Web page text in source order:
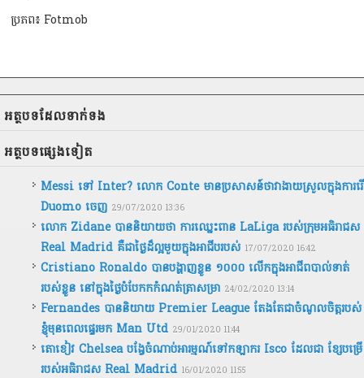
ប្រភព៖ Fotmob
អត្ថបទ​ដែល​ទាក់ទង
អត្ថបទ​ផ្សេងទៀត
Messi ទៅ Inter? លោក Conte មានប្រសាសន៍ថាវាងាយស្រួលក្នុងការរើ
Duomo ចេញ 29/07/2020 13:36
លោក Zidane បាននិយាយថា ការឈ្នេះពាន LaLiga របស់ក្រុមអធិរាជស
Real Madrid គឺជាថ្ងៃដ៏ល្អមួយក្នុងអាជីបរបស់ 17/07/2020 16:42
Cristiano Ronaldo បានបង្ហាញខ្លួន ១០០០ លើកក្នុងអាជីពបាល់ទាត់
របស់ខ្លួន នៅក្នុងថ្ងៃបំបែកកកំណត់ត្រាសម្រា 24/02/2020 13:14
Fernandes បាននិយាយ Premier League តែងតែជាចំណូលចិត្តរបស់
ខ្ញុំមុនពេលផ្ទេរមក Man Utd 29/01/2020 11:44
តោខៀវ Chelsea បង្វែចំណាប់អារម្មណ៍ទៅកឡាករ Isco ដែលជា ខ្សែបម្រើ
របស់អធិរាជស Real Madrid 16/01/2020 11:55